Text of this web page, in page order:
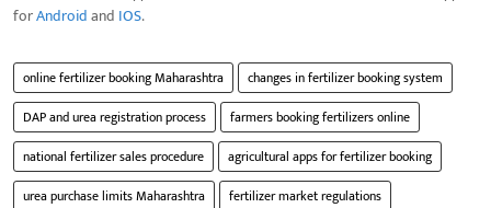
forAndroidand IOS.
online fertilizer booking Maharashtra
changes in fertilizer booking system
DAP and urea registration process
farmers booking fertilizers online
national fertilizer sales procedure
agricultural apps for fertilizer booking
urea purchase limits Maharashtra
fertilizer market regulations